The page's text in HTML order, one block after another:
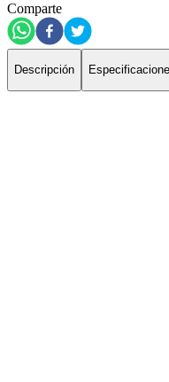
Comparte
Descripción